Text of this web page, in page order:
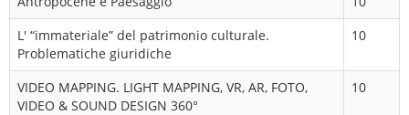
L' “immateriale” del patrimonio culturale.
Problematiche giuridiche
10
VIDEO MAPPING. LIGHT MAPPING, VR, AR, FOTO,
VIDEO & SOUND DESIGN 360°
10